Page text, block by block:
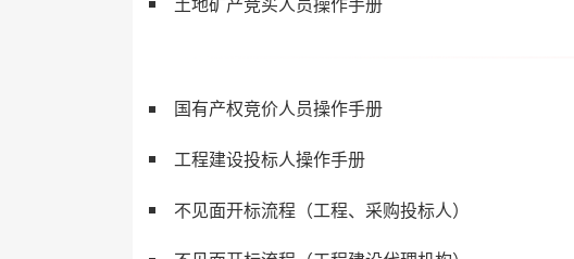
国有产权竞价人员操作手册
工程建设投标人操作手册
不见面开标流程（工程、采购投标人）